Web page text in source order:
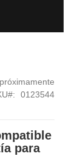
0123544
para